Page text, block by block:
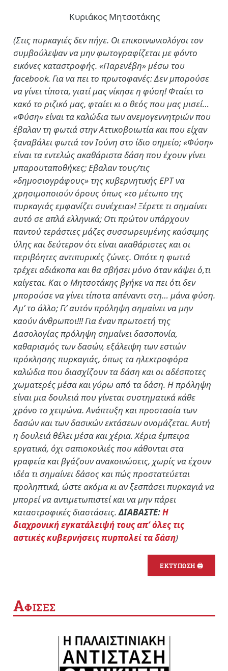
Κυριάκος Μητσοτάκης
(Στις πυρκαγιές δεν πήγε. Οι επικοινωνιολόγοι τον
συμβούλεψαν να μην φωτογραφίζεται με φόντο
εικόνες καταστροφής. «Παρενέβη» μέσω του
facebook. Για να πει το πρωτοφανές: Δεν μπορούσε
να γίνει τίποτα, γιατί μας νίκησε η φύση! Φταίει το
κακό το ριζικό μας, φταίει κι ο θεός που μας μισεί…
«Φύση» είναι τα καλώδια των ανεμογεννητριών που
έβαλαν τη φωτιά στην Αττικοβοιωτία και που είχαν
ξαναβάλει φωτιά τον Ιούνη στο ίδιο σημείο; «Φύση»
είναι τα εντελώς ακαθάριστα δάση που έχουν γίνει
μπαρουταποθήκες; Εβαλαν τους/τις
«δημοσιογράφους» της κυβερνητικής ΕΡΤ να
χρησιμοποιούν όρους όπως «το μέτωπο της
πυρκαγιάς εμφανίζει συνέχεια»! Ξέρετε τι σημαίνει
αυτό σε απλά ελληνικά; Οτι πρώτον υπάρχουν
παντού τεράστιες μάζες συσσωρευμένης καύσιμης
ύλης και δεύτερον ότι είναι ακαθάριστες και οι
περιβόητες αντιπυρικές ζώνες. Οπότε η φωτιά
τρέχει αδιάκοπα και θα σβήσει μόνο όταν κάψει ό,τι
καίγεται. Και ο Μητσοτάκης βγήκε να πει ότι δεν
μπορούσε να γίνει τίποτα απέναντι στη… μάνα φύση.
Αμ’ το άλλο; Γι’ αυτόν πρόληψη σημαίνει να μην
καούν άνθρωποι!!! Για έναν πρωτοετή της
Δασολογίας πρόληψη σημαίνει δασοπονία,
καθαρισμός των δασών, εξάλειψη των εστιών
πρόκλησης πυρκαγιάς, όπως τα ηλεκτροφόρα
καλώδια που διασχίζουν τα δάση και οι αδέσποτες
χωματερές μέσα και γύρω από τα δάση. Η πρόληψη
είναι μια δουλειά που γίνεται συστηματικά κάθε
χρόνο το χειμώνα. Ανάπτυξη και προστασία των
δασών και των δασικών εκτάσεων ονομάζεται. Αυτή
η δουλειά θέλει μέσα και χέρια. Χέρια έμπειρα
εργατικά, όχι σαπιοκοιλιές που κάθονται στα
γραφεία και βγάζουν ανακοινώσεις, χωρίς να έχουν
ιδέα τι σημαίνει δάσος και πώς προστατεύεται
προληπτικά, ώστε ακόμα κι αν ξεσπάσει πυρκαγιά να
μπορεί να αντιμετωπιστεί και να μην πάρει
καταστροφικές διαστάσεις.ΔΙΑΒΑΣΤΕ:Η
διαχρονική εγκατάλειψή τους απ’ όλες τις
αστικές κυβερνήσεις πυρπολεί τα δάση)
ΕΚΤΥΠΩΣΗ 🖨
ΑΦΙΣΕΣ